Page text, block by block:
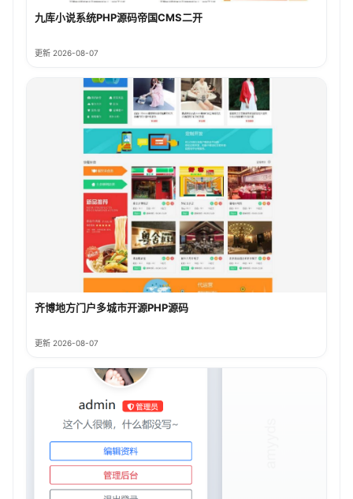
九库小说系统PHP源码帝国CMS二开
更新 2026-08-07
齐博地方门户多城市开源PHP源码
更新 2026-08-07